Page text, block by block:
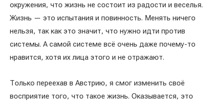
окружения, что жизнь не состоит из радости и веселья.
Жизнь — это испытания и повинность. Менять ничего
нельзя, так как это значит, что нужно идти против
системы. А самой системе всё очень даже почему-то
нравится, хотя их лица этого и не отражают.
Только переехав в Австрию, я смог изменить своё
восприятие того, что такое жизнь. Оказывается, это